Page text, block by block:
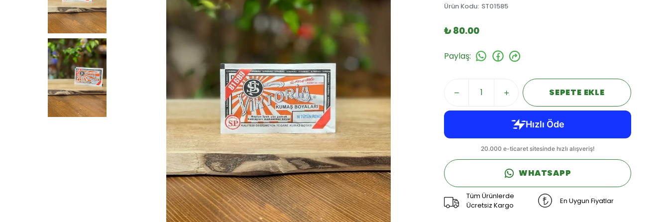
Ürün Kodu: ST01585
₺ 80.00
Paylaş:
SEPETE EKLE
WHATSAPP
Tüm Ürünlerde
Ücretsiz Kargo
En Uygun Fiyatlar